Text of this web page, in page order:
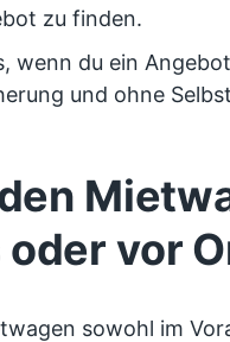
zu finden.
wenn du ein
und ohne
oder vor
sowohl im